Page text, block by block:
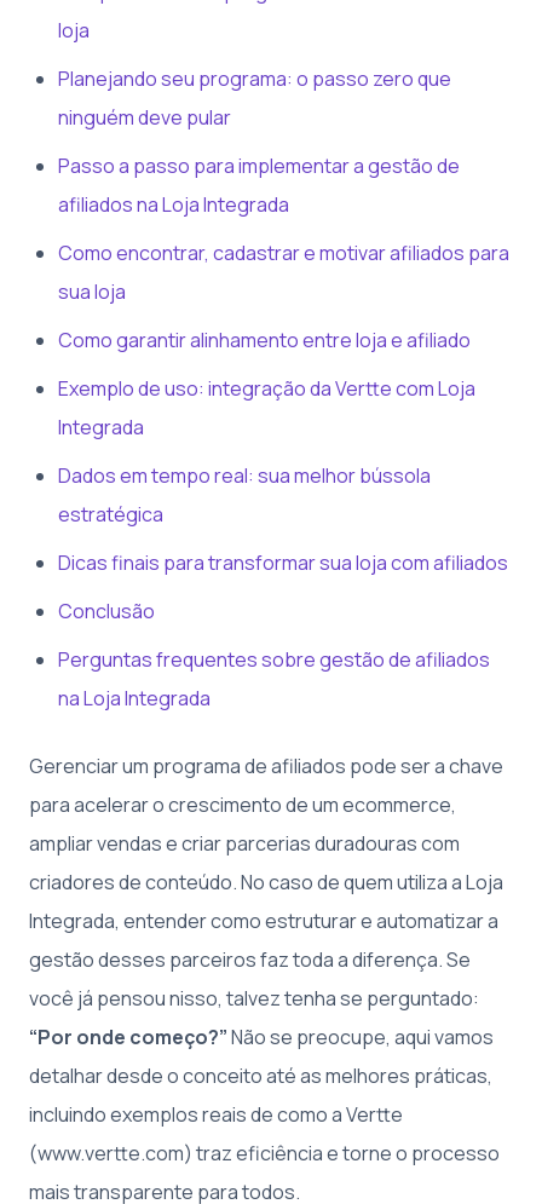
loja
Planejando seu programa: o passo zero que
ninguém deve pular
Passo a passo para implementar a gestão de
afiliados na Loja Integrada
Como encontrar, cadastrar e motivar afiliados para
sua loja
Como garantir alinhamento entre loja e afiliado
Exemplo de uso: integração da Vertte com Loja
Integrada
Dados em tempo real: sua melhor bússola
estratégica
Dicas finais para transformar sua loja com afiliados
Conclusão
Perguntas frequentes sobre gestão de afiliados
na Loja Integrada
Gerenciar um programa de afiliados pode ser a chave
para acelerar o crescimento de um ecommerce,
ampliar vendas e criar parcerias duradouras com
criadores de conteúdo. No caso de quem utiliza a Loja
Integrada, entender como estruturar e automatizar a
gestão desses parceiros faz toda a diferença. Se
você já pensou nisso, talvez tenha se perguntado:
“Por onde começo?”Não se preocupe, aqui vamos
detalhar desde o conceito até as melhores práticas,
incluindo exemplos reais de como a Vertte
(www.vertte.com) traz eficiência e torne o processo
mais transparente para todos.